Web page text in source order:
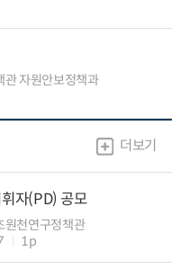
관 자원안보정책과
더보기
휘자(PD) 공모
원천연구정책관
1p